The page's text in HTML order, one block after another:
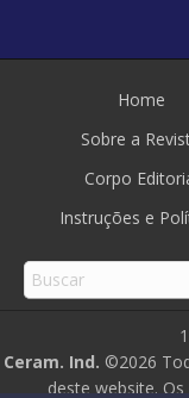
Home
Sobre a
Corpo
Instruções e
Ceram. Ind. ©2026
deste website.